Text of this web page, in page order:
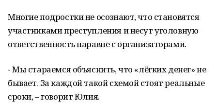
Многие подростки не осознают, что становятся
участниками преступления и несут уголовную
ответственность наравне с организаторами.
- Мы стараемся объяснить, что «лёгких денег» не
бывает. За каждой такой схемой стоят реальные
сроки, – говорит Юлия.